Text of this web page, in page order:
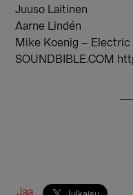
Juuso Laitinen
Aarne Lindén
Mike Koenig – Electric
SOUNDBIBLE.COM
Jaa